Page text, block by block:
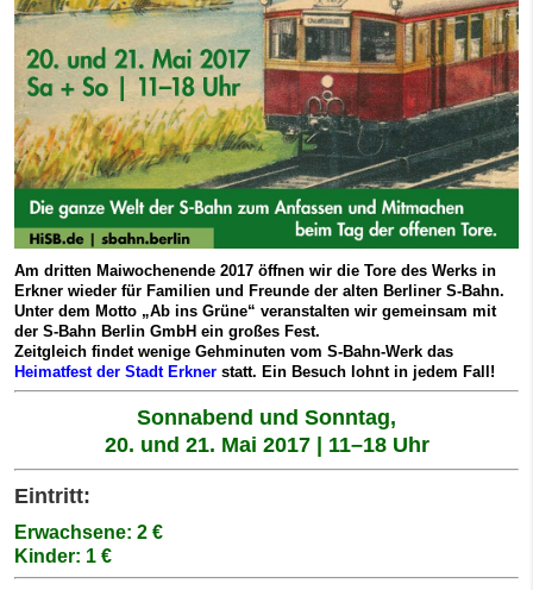
Am dritten Maiwochenende 2017 öffnen wir die Tore des Werks in
Erkner wieder für Familien und Freunde der alten Berliner S-Bahn.
Unter dem Motto „Ab ins Grüne“ veranstalten wir gemeinsam mit
der S-Bahn Berlin GmbH ein großes Fest.
Zeitgleich findet wenige Gehminuten vom S-Bahn-Werk das
Heimatfest der Stadt Erkner statt. Ein Besuch lohnt in jedem Fall!
Sonnabend und Sonntag,
20. und 21. Mai 2017 | 11–18 Uhr
Eintritt:
Erwachsene: 2 €
Kinder: 1 €